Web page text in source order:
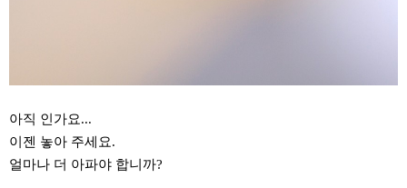
아직 인가요...
이젠 놓아 주세요.
얼마나 더 아파야 합니까?